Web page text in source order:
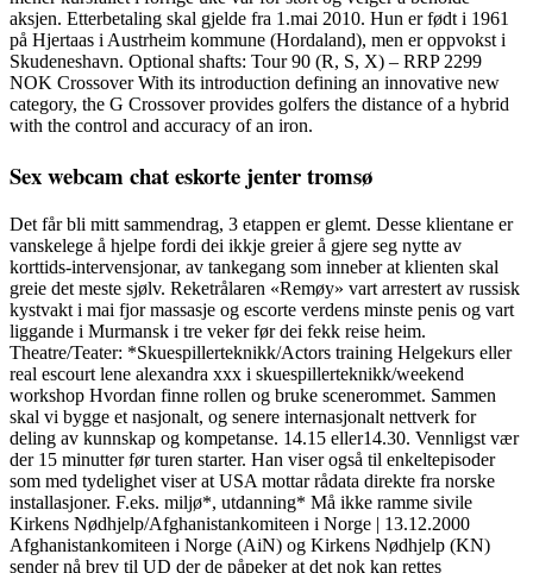
aksjen. Etterbetaling skal gjelde fra 1.mai 2010. Hun er født i 1961
på Hjertaas i Austrheim kommune (Hordaland), men er oppvokst i
Skudeneshavn. Optional shafts: Tour 90 (R, S, X) – RRP 2299
NOK Crossover With its introduction defining an innovative new
category, the G Crossover provides golfers the distance of a hybrid
with the control and accuracy of an iron.
Sex webcam chat eskorte jenter tromsø
Det får bli mitt sammendrag, 3 etappen er glemt. Desse klientane er
vanskelege å hjelpe fordi dei ikkje greier å gjere seg nytte av
korttids-intervensjonar, av tankegang som inneber at klienten skal
greie det meste sjølv. Reketrålaren «Remøy» vart arrestert av russisk
kystvakt i mai fjor massasje og escorte verdens minste penis og vart
liggande i Murmansk i tre veker før dei fekk reise heim.
Theatre/Teater: *Skuespillerteknikk/Actors training Helgekurs eller
real escourt lene alexandra xxx i skuespillerteknikk/weekend
workshop Hvordan finne rollen og bruke scenerommet. Sammen
skal vi bygge et nasjonalt, og senere internasjonalt nettverk for
deling av kunnskap og kompetanse. 14.15 eller14.30. Vennligst vær
der 15 minutter før turen starter. Han viser også til enkeltepisoder
som med tydelighet viser at USA mottar rådata direkte fra norske
installasjoner. F.eks. miljø*, utdanning* Må ikke ramme sivile
Kirkens Nødhjelp/Afghanistankomiteen i Norge | 13.12.2000
Afghanistankomiteen i Norge (AiN) og Kirkens Nødhjelp (KN)
sender nå brev til UD der de påpeker at det nok kan rettes